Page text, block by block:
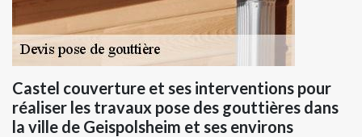
Castel couverture et ses interventions pour
réaliser les travaux pose des gouttières dans
la ville de Geispolsheim et ses environs